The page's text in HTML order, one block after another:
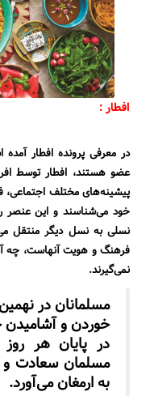
افطار :
در معرفی پرونده افطار
عضو هستند، افطار توسط
پیشینه‌های مختلف اجتماعی،
خود می‌شناسند و این عنصر
نسلی به نسل دیگر منتقل
فرهنگ و هویت آنهاست، چه
نمی‌گیرند.
مسلمانان در
خوردن و آشامیدن
در پایان هر
مسلمان سعادت
به ارمغان می‌آورد.